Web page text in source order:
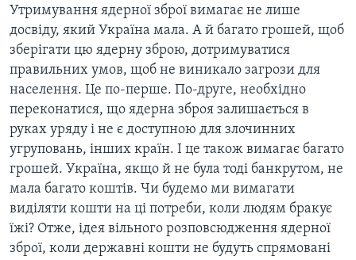
Утримування ядерної зброї вимагає не лише
досвіду, який Україна мала. А й багато грошей, щоб
зберігати цю ядерну зброю, дотримуватися
правильних умов, щоб не виникало загрози для
населення. Це по-перше. По-друге, необхідно
переконатися, що ядерна зброя залишається в
руках уряду і не є доступною для злочинних
угруповань, інших країн. І це також вимагає багато
грошей. Україна, якщо й не була тоді банкрутом, не
мала багато коштів. Чи будемо ми вимагати
виділяти кошти на ці потреби, коли людям бракує
їжі? Отже, ідея вільного розповсюдження ядерної
зброї, коли державні кошти не будуть спрямовані